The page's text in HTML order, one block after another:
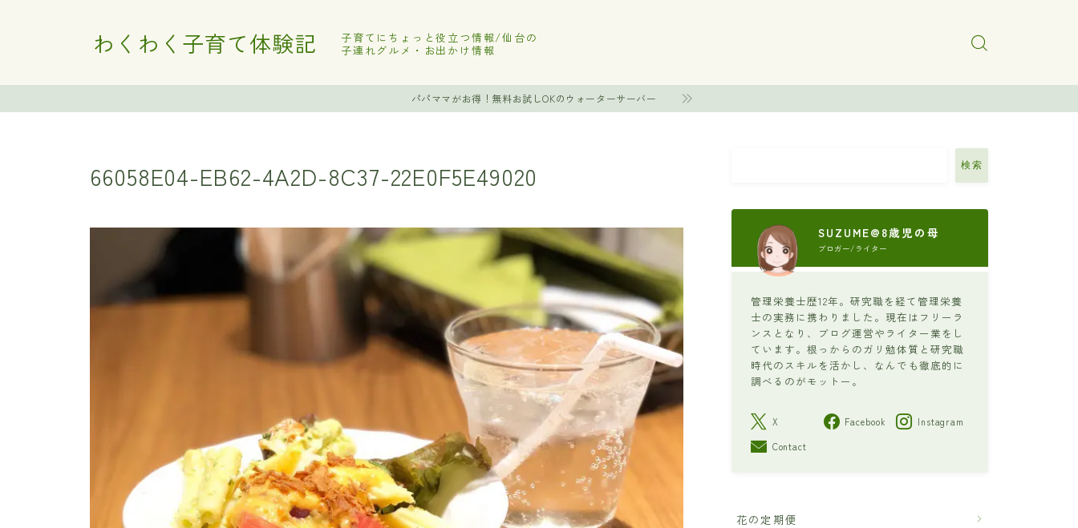
わくわく子育て体験記
子育てにちょっと役立つ情報/仙台の
子連れグルメ・お出かけ情報
パパママがお得！無料お試しOKのウォーターサーバー
66058E04-EB62-4A2D-8C37-22E0F5E49020 検索
SUZUME@8歳児の母
ブロガー/ライター
管理栄養士歴12年。研究職を経て管理栄養
士の実務に携わりました。現在はフリーラ
ンスとなり、ブログ運営やライター業をし
ています。根っからのガリ勉体質と研究職
時代のスキルを活かし、なんでも徹底的に
調べるのがモットー。
X Facebook
Instagram
Contact
花の定期便